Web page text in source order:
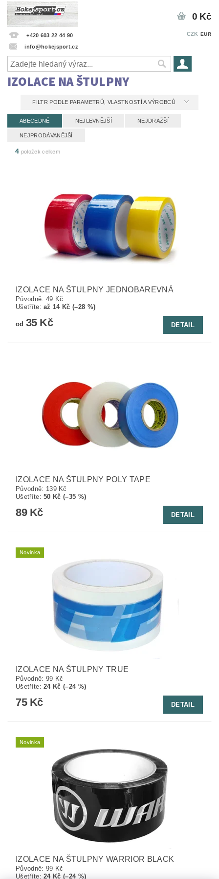
+420 603 22 44 90
info@hokejsport.cz
CZK EUR
0 Kč
IZOLACE NA ŠTULPNY
FILTR PODLE PARAMETRŮ, VLASTNOSTÍ A VÝROBCŮ
ABECEDNĚ NEJLEVNĚJŠÍ NEJDRAŽŠÍ
NEJPRODÁVANĚJŠÍ
4 položek celkem
IZOLACE NA ŠTULPNY JEDNOBAREVNÁ
Původně: 49 Kč
Ušetříte:až 14 Kč (–28 %)
od 35 Kč DETAIL
IZOLACE NA ŠTULPNY POLY TAPE
Původně: 139 Kč
Ušetříte:50 Kč (–35 %)
89 Kč DETAIL
Novinka
IZOLACE NA ŠTULPNY TRUE
Původně: 99 Kč
Ušetříte:24 Kč (–24 %)
75 Kč DETAIL
Novinka
IZOLACE NA ŠTULPNY WARRIOR BLACK
Původně: 99 Kč
Ušetříte:24 Kč (–24 %)